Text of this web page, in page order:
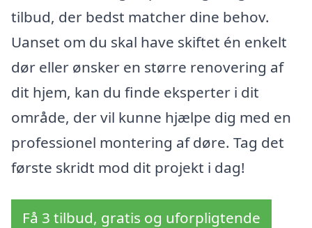
tilbud, der bedst matcher dine behov.
Uanset om du skal have skiftet én enkelt
dør eller ønsker en større renovering af
dit hjem, kan du finde eksperter i dit
område, der vil kunne hjælpe dig med en
professionel montering af døre. Tag det
første skridt mod dit projekt i dag!
Få 3 tilbud, gratis og uforpligtende